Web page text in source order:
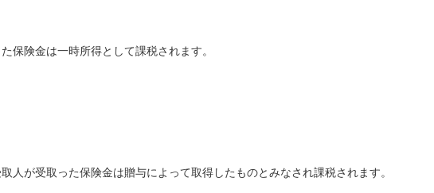
保険金は一時所得として課税されます。
が受取った保険金は贈与によって取得したものとみなされ課税されます。